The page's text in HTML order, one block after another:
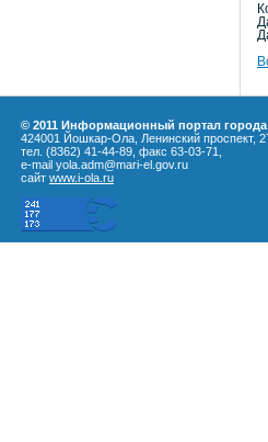
© 2011 Информационный портал
424001 Йошкар-Ола, Ленинский проспект,
тел. (8362) 41-44-89, факс 63-03-71,
e-mail yola.adm@mari-el.gov.ru
сайт www.i-ola.ru